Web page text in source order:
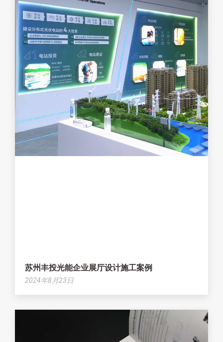
苏州丰投光能企业展厅设计施工案例
2024年8月23日